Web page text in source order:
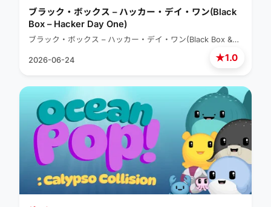
★1.0
ブラック・ボックス – ハッカー・デイ・ワン(Black
Box – Hacker Day One)
ブラック・ボックス – ハッカー・デイ・ワン(Black Box &…
2026-06-24